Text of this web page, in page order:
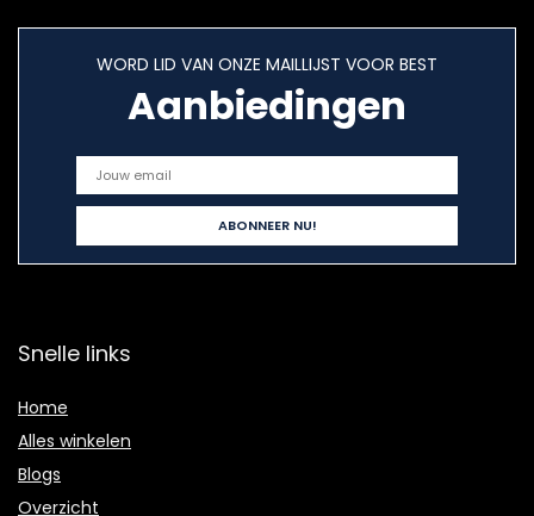
WORD LID VAN ONZE MAILLIJST VOOR BEST
Aanbiedingen
Snelle links
Home
Alles winkelen
Blogs
Overzicht